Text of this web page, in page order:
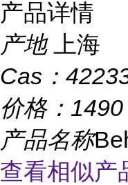
产品详情
产地
上海
Cas：
价格： 1490
产品名称
查看相似产